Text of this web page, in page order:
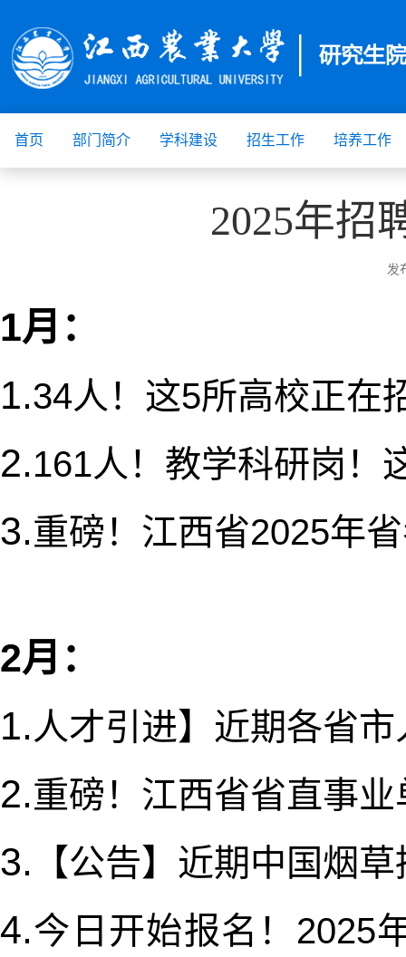
首页 部门简介 学科建设 招生工作 培养工作
2025年招
发
1月：
1.34人！这5所高校正
2.161人！教学科研岗
3.重磅！江西省2025年
2月：
1.人才引进】近期各省
2.重磅！江西省省直事
3. 【公告】近期中国烟
4.今日开始报名！2025